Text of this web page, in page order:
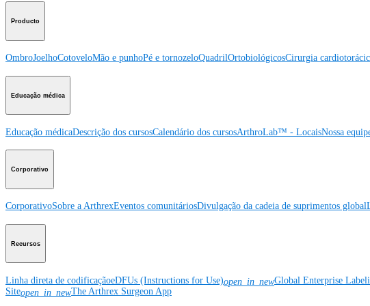
Producto
OmbroJoelhoCotoveloMão e punhoPé e tornozeloQuadrilOrtobiológicosCirurgia
Educação médica
Educação médicaDescrição dos cursosCalendário dos cursosArthroLab™ - LocaisNossa
Corporativo
CorporativoSobre a ArthrexEventos comunitáriosDivulgação da cadeia de suprimentos global
Recursos
Linha direta de codificaçãoeDFUs (Instructions for Use)open_in_newGlobal Enterprise
Siteopen_in_newThe Arthrex Surgeon App